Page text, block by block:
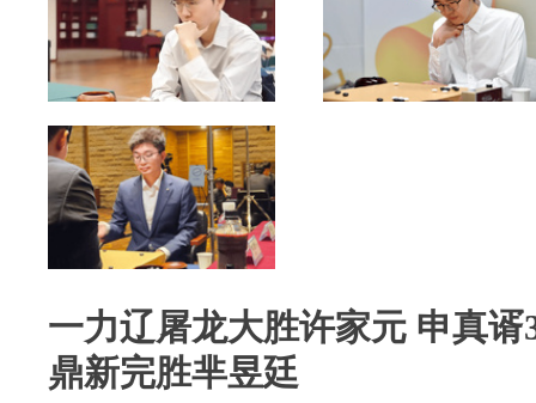
一力辽屠龙大胜许家元 申真
鼎新完胜芈昱廷